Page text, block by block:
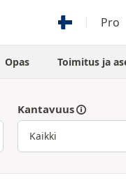
Pro
Opas Toimitus ja
Kantavuus